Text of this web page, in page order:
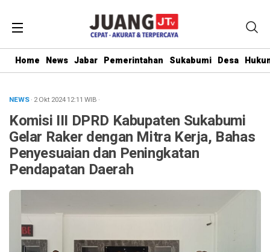
Home News Jabar Pemerintahan Sukabumi Desa
NEWS· 2 Okt 202412:11 WIB ·
Komisi III DPRD Kabupaten Sukabumi
Gelar Raker dengan Mitra Kerja, Bahas
Penyesuaian dan Peningkatan
Pendapatan Daerah